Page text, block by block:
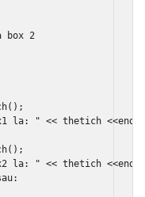
2
();
la: " << thetich <<endl
();
la: " << thetich <<endl